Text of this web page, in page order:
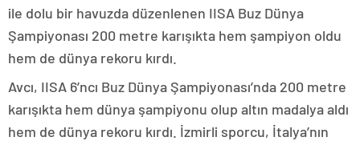
ile dolu bir havuzda düzenlenen IISA Buz Dünya
Şampiyonası 200 metre karışıkta hem şampiyon oldu
hem de dünya rekoru kırdı.
Avcı, IISA 6’ncı Buz Dünya Şampiyonası’nda 200 metre
karışıkta hem dünya şampiyonu olup altın madalya aldı
hem de dünya rekoru kırdı. İzmirli sporcu, İtalya’nın